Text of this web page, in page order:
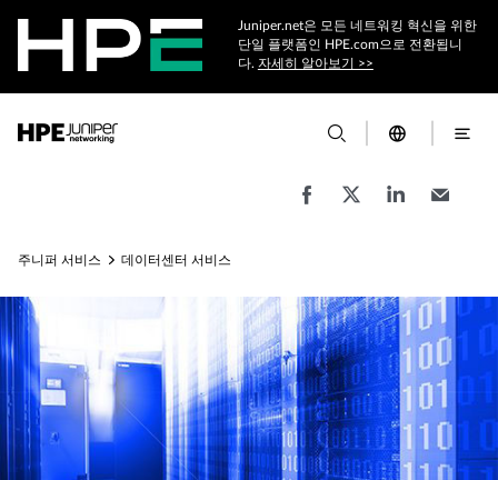
Juniper.net은 모든 네트워킹 혁신을 위한
단일 플랫폼인 HPE.com으로 전환됩니
다. 자세히 알아보기 >>
주니퍼 서비스 데이터센터 서비스